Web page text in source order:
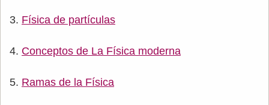
Física de partículas
Conceptos de La Física moderna
Ramas de la Física